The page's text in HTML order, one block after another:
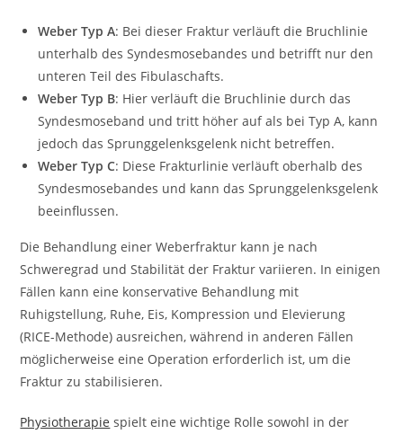
Weber Typ A: Bei dieser Fraktur verläuft die Bruchlinie
unterhalb des Syndesmosebandes und betrifft nur den
unteren Teil des Fibulaschafts.
Weber Typ B: Hier verläuft die Bruchlinie durch das
Syndesmoseband und tritt höher auf als bei Typ A, kann
jedoch das Sprunggelenksgelenk nicht betreffen.
Weber Typ C: Diese Frakturlinie verläuft oberhalb des
Syndesmosebandes und kann das Sprunggelenksgelenk
beeinflussen.
Die Behandlung einer Weberfraktur kann je nach
Schweregrad und Stabilität der Fraktur variieren. In einigen
Fällen kann eine konservative Behandlung mit
Ruhigstellung, Ruhe, Eis, Kompression und Elevierung
(RICE-Methode) ausreichen, während in anderen Fällen
möglicherweise eine Operation erforderlich ist, um die
Fraktur zu stabilisieren.
Physiotherapie spielt eine wichtige Rolle sowohl in der